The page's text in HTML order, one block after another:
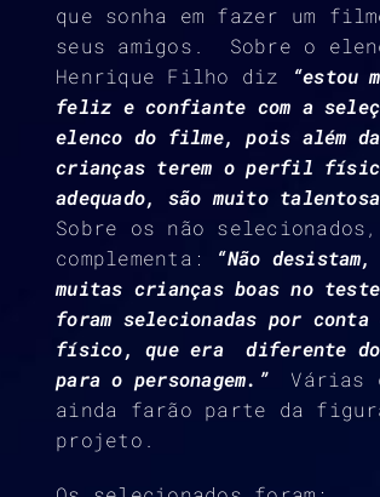
que sonha em fazer um
seus amigos. Sobre o
Henrique Filho diz
“estou
feliz e confiante com a
elenco do filme, pois além
crianças terem o perfil
adequado, são muito
Sobre os não selecionados,
complementa:
“Não
muitas crianças boas no
foram selecionadas por
físico, que era diferente do
para o personagem.”
Várias
ainda farão parte da
projeto.